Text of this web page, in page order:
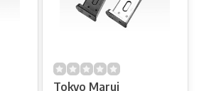
Tokyo Marui